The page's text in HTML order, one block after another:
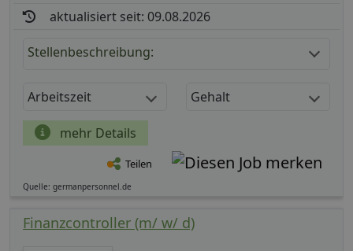
aktualisiert seit: 09.08.2026
Stellenbeschreibung:
Arbeitszeit Gehalt
mehr Details
Teilen
Quelle: germanpersonnel.de
Finanzcontroller (m/ w/ d)